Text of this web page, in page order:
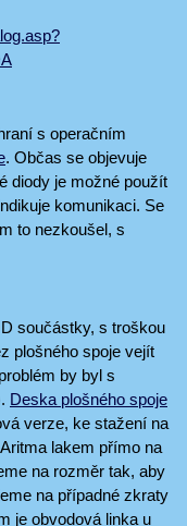
s operačním
. Občas se objevuje
diody je možné použít
komunikaci. Se
to nezkoušel, s
součástky, s troškou
plošného spoje vejít
by byl s
Deska plošného spoje
verze, ke stažení na
lakem přímo na
na rozměr tak, aby
na případné zkraty
je obvodová linka u